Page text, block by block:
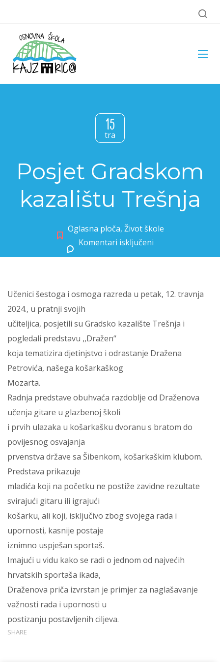
15
tra
Posjet Gradskom
kazalištu Trešnja
Oglasna ploča, Život škole
Komentari isključeni
Učenici šestoga i osmoga razreda u petak, 12. travnja
2024., u pratnji svojih
učiteljica, posjetili su Gradsko kazalište Trešnja i
pogledali predstavu ,,Dražen“
koja tematizira djetinjstvo i odrastanje Dražena
Petrovića, našega košarkaškog
Mozarta.
Radnja predstave obuhvaća razdoblje od Draženova
učenja gitare u glazbenoj školi
i prvih ulazaka u košarkašku dvoranu s bratom do
povijesnog osvajanja
prvenstva države sa Šibenkom, košarkaškim klubom.
Predstava prikazuje
mladića koji na početku ne postiže zavidne rezultate
svirajući gitaru ili igrajući
košarku, ali koji, isključivo zbog svojega rada i
upornosti, kasnije postaje
iznimno uspješan sportaš.
Imajući u vidu kako se radi o jednom od najvećih
hrvatskih sportaša ikada,
Draženova priča izvrstan je primjer za naglašavanje
važnosti rada i upornosti u
postizanju postavljenih ciljeva.
SHARE